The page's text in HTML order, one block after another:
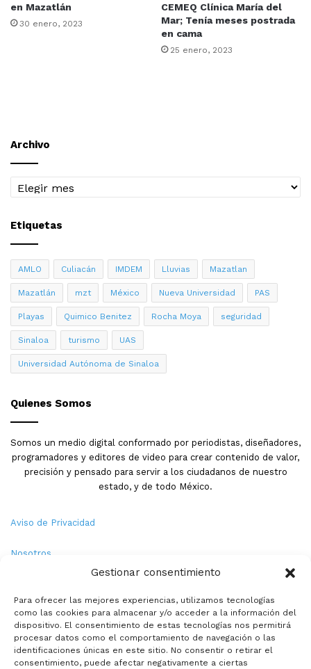
Gestionar consentimiento
Para ofrecer las mejores experiencias, utilizamos tecnologías
como las cookies para almacenar y/o acceder a la información del
dispositivo. El consentimiento de estas tecnologías nos permitirá
procesar datos como el comportamiento de navegación o las
identificaciones únicas en este sitio. No consentir o retirar el
consentimiento, puede afectar negativamente a ciertas
en Mazatlán
30 enero, 2023
CEMEQ Clínica María del
Mar; Tenía meses postrada
en cama
25 enero, 2023
Archivo
Archivo
Etiquetas
AMLO Culiacán IMDEM Lluvias Mazatlan
Mazatlán mzt México Nueva Universidad PAS
Playas Quimico Benitez Rocha Moya seguridad
Sinaloa turismo UAS
Universidad Autónoma de Sinaloa
Quienes Somos
Somos un medio digital conformado por periodistas, diseñadores,
programadores y editores de video para crear contenido de valor,
precisión y pensado para servir a los ciudadanos de nuestro
estado, y de todo México.
Aviso de Privacidad
Nosotros
Política de Cookies
Contacto